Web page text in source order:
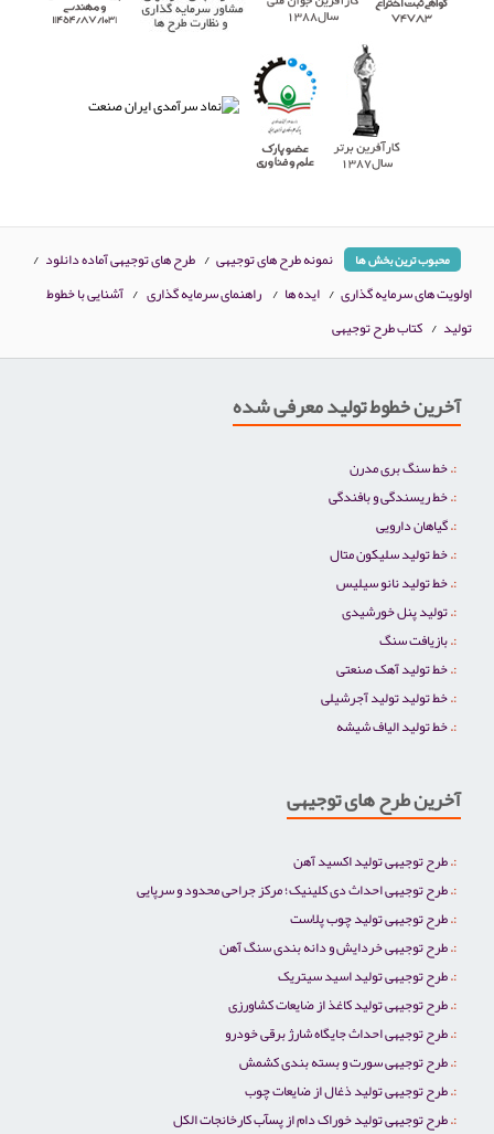
محبوب ترین بخش ها نمونه طرح های توجیهی / طرح های توجیهی آماده دانلود /
اولویت های سرمایه گذاری / ایده ها / راهنمای سرمایه گذاری / آشنایی با خطوط
تولید / کتاب طرح توجیهی
آخرین خطوط تولید معرفی شده
خط سنگ بری مدرن
خط ریسندگی و بافندگی
گیاهان دارویی
خط تولید سلیکون متال
خط تولید نانو سیلیس
تولید پنل خورشیدی
بازیافت سنگ
خط تولید آهک صنعتی
خط تولید تولید آجرشیلی
خط تولید الیاف شیشه
آخرین طرح های توجیهی
طرح توجیهی تولید اکسید آهن
طرح توجیهی احداث دی کلینیک؛ مرکز جراحی محدود و سرپایی
طرح توجیهی تولید چوب پلاست
طرح توجیهی خردایش و دانه بندی سنگ آهن
طرح توجیهی تولید اسید سیتریک
طرح توجیهی تولید کاغذ از ضایعات کشاورزی
طرح توجیهی احداث جایگاه شارژ برقی خودرو
طرح توجیهی سورت و بسته بندی کشمش
طرح توجیهی تولید ذغال از ضایعات چوب
طرح توجیهی تولید خوراک دام از پسآب کارخانجات الکل